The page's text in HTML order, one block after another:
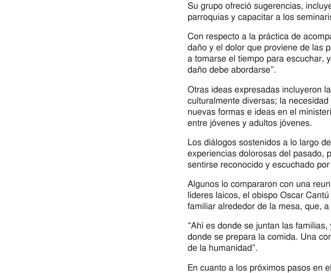
Su grupo ofreció sugerencias,
parroquias y capacitar a los
Con respecto a la práctica de
daño y el dolor que proviene de las
a tomarse el tiempo para escuchar,
daño debe abordarse”.
Otras ideas expresadas incluyeron
culturalmente diversas; la
nuevas formas e ideas en el
entre jóvenes y adultos jóvenes.
Los diálogos sostenidos a lo largo
experiencias dolorosas del pasado,
sentirse reconocido y escuchado
Algunos lo compararon con una
líderes laicos, el obispo Oscar
familiar alrededor de la mesa, que,
“Ahí es donde se juntan las
donde se prepara la comida. Una
de la humanidad”.
En cuanto a los próximos pasos en